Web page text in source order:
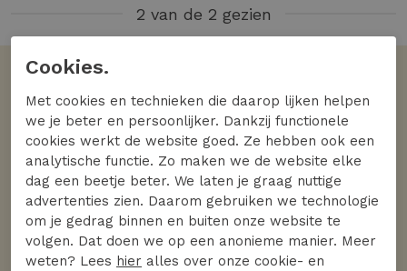
2 van de 2 gezien
Volgens jullie
De favoriete merken
Bekijk alle merken
Cookies.
Met cookies en technieken die daarop lijken helpen
we je beter en persoonlijker. Dankzij functionele
cookies werkt de website goed. Ze hebben ook een
analytische functie. Zo maken we de website elke
dag een beetje beter. We laten je graag nuttige
advertenties zien. Daarom gebruiken we technologie
om je gedrag binnen en buiten onze website te
volgen. Dat doen we op een anonieme manier. Meer
weten? Lees hier alles over onze cookie- en